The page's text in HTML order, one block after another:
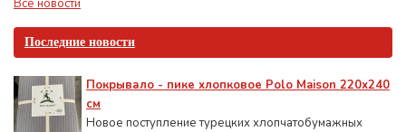
Последние новости
Покрывало - пике хлопковое Polo Maison 220х240
см
Новое поступление турецких хлопчатобумажных
Все новости